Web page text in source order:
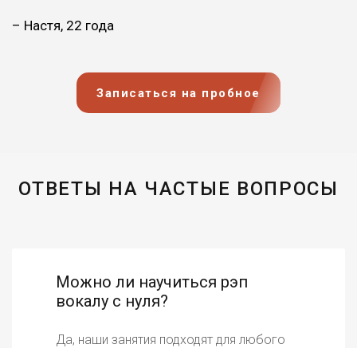
– Настя, 22 года
Записаться на пробное
ОТВЕТЫ НА ЧАСТЫЕ ВОПРОСЫ
Можно ли научиться рэп
вокалу с нуля?
Да, наши занятия подходят для любого